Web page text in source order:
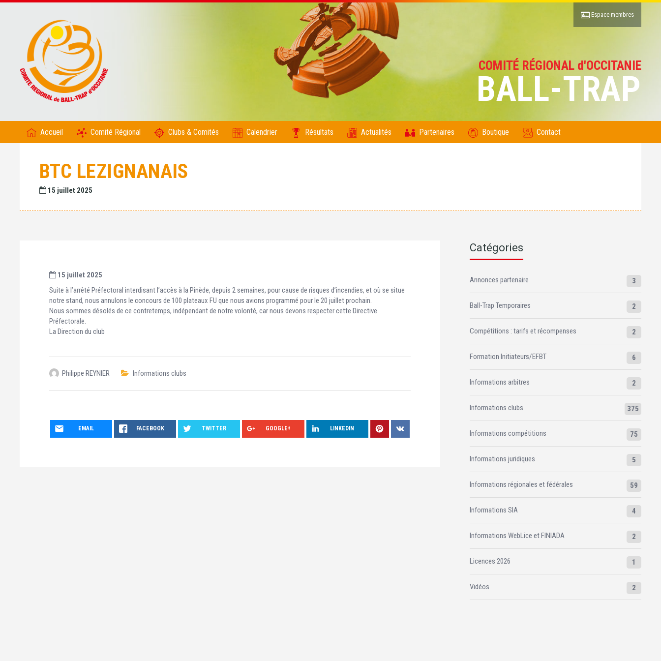
COMITÉ RÉGIONAL d'OCCITANIE
BALL-TRAP
Espace membres
Accueil Comité Régional Clubs & Comités Calendrier Résultats Actualités Partenaires Boutique Contact
BTC LEZIGNANAIS
15 juillet 2025
15 juillet 2025
Suite à l’arrêté Préfectoral interdisant l’accès à la Pinède, depuis 2 semaines, pour cause de risques d’incendies, et où se situe
notre stand, nous annulons le concours de 100 plateaux FU que nous avions programmé pour le 20 juillet prochain.
Nous sommes désolés de ce contretemps, indépendant de notre volonté, car nous devons respecter cette Directive
Préfectorale.
La Direction du club
Philippe REYNIER Informations clubs
EMAIL FACEBOOK TWITTER GOOGLE+ LINKEDIN
Catégories
Annonces partenaire 3
Ball-Trap Temporaires 2
Compétitions : tarifs et récompenses 2
Formation Initiateurs/EFBT 6
Informations arbitres 2
Informations clubs 375
Informations compétitions 75
Informations juridiques 5
Informations régionales et fédérales 59
Informations SIA 4
Informations WebLice et FINIADA 2
Licences 2026 1
Vidéos 2